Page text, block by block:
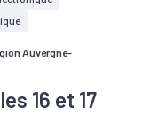
de Lyon.
Écotone (ex
% de
avec
Auvergne-
16 et 17